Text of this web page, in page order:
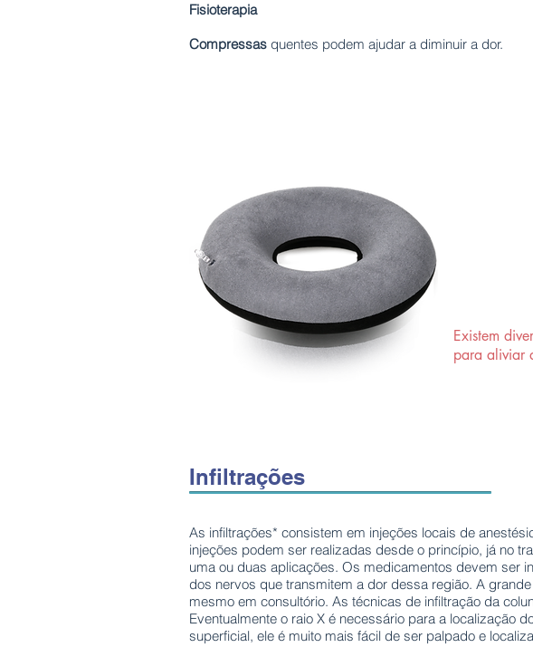
Fisioterapia
Compressas quentes podem ajudar a diminuir a dor.
Existem
para aliviar
Infiltrações
As infiltrações* consistem em injeções locais de
injeções podem ser realizadas desde o princípio, já no
uma ou duas aplicações. Os medicamentos devem ser
dos nervos que transmitem a dor dessa região. A
mesmo em consultório. As técnicas de infiltração da
Eventualmente o raio X é necessário para a localização
superficial, ele é muito mais fácil de ser palpado e